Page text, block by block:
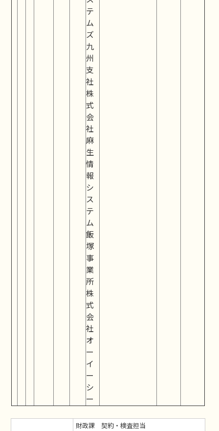
テ
ム
ズ
九
州
支
社
株
式
会
社
麻
生
情
報
シ
ス
テ
ム
飯
塚
事
業
所
株
式
会
社
オ
ー
イ
ー
シ
ー
財政課 契約・検査担当